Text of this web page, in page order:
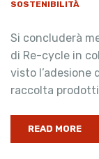
SOSTENIBILITÀ
Si concluderà
di Re-cycle in
visto l’adesione
raccolta
READ MORE